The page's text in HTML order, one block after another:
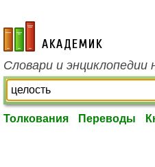
academic.ru
Словари и энциклопедии
Толкования Переводы